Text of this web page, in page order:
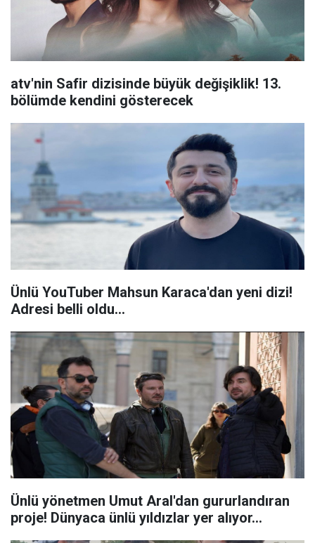
atv'nin Safir dizisinde büyük değişiklik! 13.
bölümde kendini gösterecek
Ünlü YouTuber Mahsun Karaca'dan yeni dizi!
Adresi belli oldu...
Ünlü yönetmen Umut Aral'dan gururlandıran
proje! Dünyaca ünlü yıldızlar yer alıyor...